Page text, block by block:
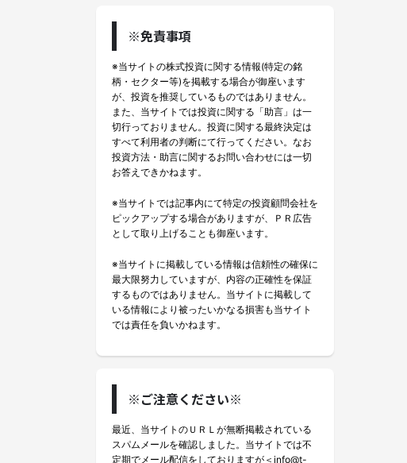
※免責事項
※当サイトの株式投資に関する情報(特定の銘
柄・セクター等)を掲載する場合が御座います
が、投資を推奨しているものではありません。
また、当サイトでは投資に関する「助言」は一
切行っておりません。投資に関する最終決定は
すべて利用者の判断にて行ってください。なお
投資方法・助言に関するお問い合わせには一切
お答えできかねます。
※当サイトでは記事内にて特定の投資顧問会社を
ピックアップする場合がありますが、ＰＲ広告
として取り上げることも御座います。
※当サイトに掲載している情報は信頼性の確保に
最大限努力していますが、内容の正確性を保証
するものではありません。当サイトに掲載して
いる情報により被ったいかなる損害も当サイト
では責任を負いかねます。
※ご注意ください※
最近、当サイトのＵＲＬが無断掲載されている
スパムメールを確認しました。当サイトでは不
定期でメール配信をしておりますが＜info@t-